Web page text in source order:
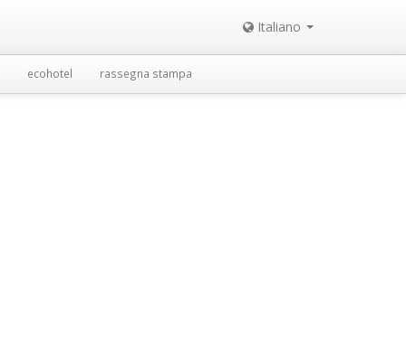
Italiano
ecohotel rassegna stampa